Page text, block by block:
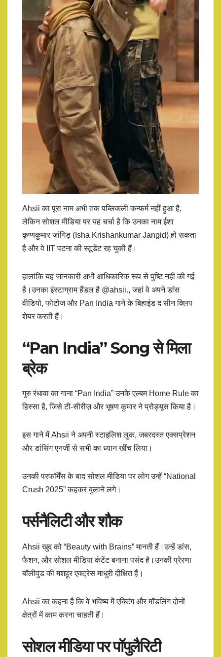
Ahsii का पूरा नाम अभी तक पब्लिकली कन्फर्म नहीं हुआ है,
लेकिन सोशल मीडिया पर यह चर्चा है कि उनका नाम ईशा
कृष्णकुमार जांगिड़ (Isha Krishankumar Jangid) हो सकता
है और वे IIT पटना की स्टूडेंट रह चुकी हैं।
हालांकि यह जानकारी अभी आधिकारिक रूप से पुष्टि नहीं की गई
है।उनका इंस्टाग्राम हैंडल है @ahsii., जहां वे अपने डांस
वीडियो, फोटोज और Pan India गाने के बिहाइंड द सीन क्लिप
शेयर करती हैं।
“Pan India” Song से मिला
ब्रेक
गुरु रंधावा का गाना “Pan India” उनके एल्बम Home Rule का
हिस्सा है, जिसे टी-सीरीज़ और भूषण कुमार ने प्रोड्यूस किया है।
इस गाने में Ahsii ने अपनी स्टाइलिश लुक, जबरदस्त एक्सप्रेशन
और डांसिंग एनर्जी से सभी का ध्यान खींच लिया।
उनकी परफॉर्मेंस के बाद सोशल मीडिया पर लोग उन्हें “National
Crush 2025” कहकर बुलाने लगे।
पर्सनैलिटी और शौक
Ahsii खुद को “Beauty with Brains” मानती हैं।उन्हें डांस,
फैशन, और सोशल मीडिया कंटेंट बनाना पसंद है।उनकी प्रेरणा
बॉलीवुड की मशहूर एक्ट्रेस माधुरी दीक्षित हैं।
Ahsii का कहना है कि वे भविष्य में एक्टिंग और मॉडलिंग दोनों
क्षेत्रों में काम करना चाहती हैं।
सोशल मीडिया पर पॉपुलैरिटी